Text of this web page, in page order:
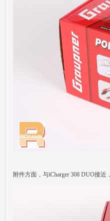
附件方面，与iCharger 308 DUO接